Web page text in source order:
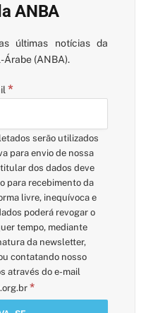
ANBA
últimas notícias da
(ANBA).
*
serão utilizados
para envio de nossa
dos dados deve
para recebimento da
livre, inequívoca e
poderá revogar o
tempo, mediante
da newsletter,
contatando nosso
através do e-mail
*